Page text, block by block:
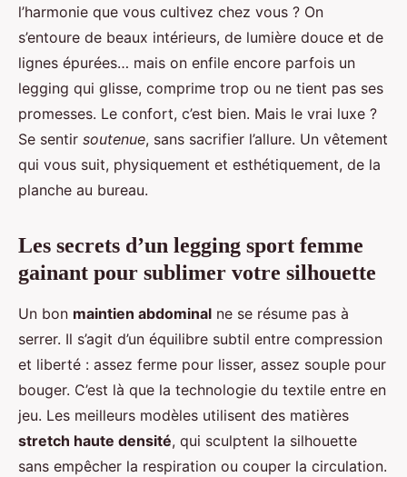
l’harmonie que vous cultivez chez vous ? On
s’entoure de beaux intérieurs, de lumière douce et de
lignes épurées… mais on enfile encore parfois un
legging qui glisse, comprime trop ou ne tient pas ses
promesses. Le confort, c’est bien. Mais le vrai luxe ?
Se sentir soutenue, sans sacrifier l’allure. Un vêtement
qui vous suit, physiquement et esthétiquement, de la
planche au bureau.
Les secrets d’un legging sport femme
gainant pour sublimer votre silhouette
Un bon maintien abdominal ne se résume pas à
serrer. Il s’agit d’un équilibre subtil entre compression
et liberté : assez ferme pour lisser, assez souple pour
bouger. C’est là que la technologie du textile entre en
jeu. Les meilleurs modèles utilisent des matières
stretch haute densité, qui sculptent la silhouette
sans empêcher la respiration ou couper la circulation.